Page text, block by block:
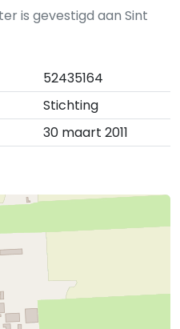
is gevestigd aan Sint
52435164
Stichting
30 maart 2011